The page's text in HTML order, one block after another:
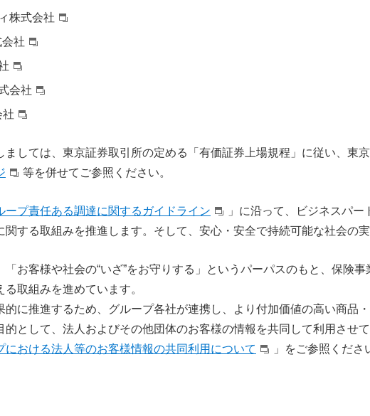
株式会社
社
会社
社
ましては、東京証券取引所の定める「有価証券上場規程」に従い、東
等を併せてご参照ください。
ープ責任ある調達に関するガイドライン
」に沿って、ビジネスパ
する取組みを推進します。そして、安心・安全で持続可能な社会の
お客様や社会の“いざ”をお守りする」というパーパスのもと、保険
取組みを進めています。
的に推進するため、グループ各社が連携し、より付加価値の高い商品
的として、法人およびその他団体のお客様の情報を共同して利用させ
における法人等のお客様情報の共同利用について 」をご参照くださ